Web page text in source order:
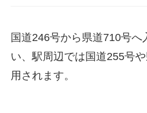
国道246号から県道710号へ
い、駅周辺では国道255号
用されます。